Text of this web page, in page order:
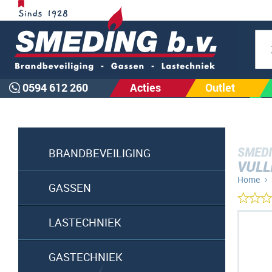
0594 612 260 Acties Outlet
BRANDBEVEILIGING
GASSEN
LASTECHNIEK
GASTECHNIEK
Home
Ga